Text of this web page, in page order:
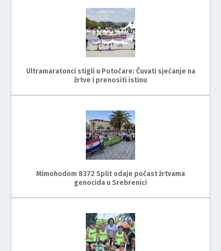
Ultramaratonci stigli u Potočare: Čuvati sjećanje na
žrtve i prenositi istinu
Mimohodom 8372 Split odaje počast žrtvama
genocida u Srebrenici